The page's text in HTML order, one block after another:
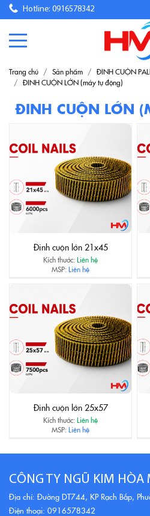
Hotline: 0916578342
Trang chủ Sản phẩm
ĐINH CUỘN
ĐINH CUỘN LỚN (máy tự động)
ĐINH CUỘN LỚN
Đinh cuộn lớn 21x45
Kích thước:Liên hệ
MSP:Liên hệ
Đinh cuộn lớn 25x57
Kích thước:Liên hệ
MSP:Liên hệ
CÔNG TY NGŨ KIM HÒA
Địa chỉ: Đường DT744, KP Rạch Bắp,
Điện thoại: 0916578342